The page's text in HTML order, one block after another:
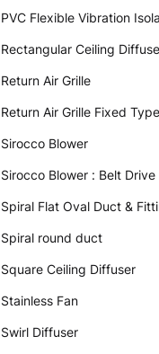
PVC Flexible Vibration
Rectangular Ceiling
Return Air Grille
Return Air Grille Fixed Type
Sirocco Blower
Sirocco Blower : Belt Drive
Spiral Flat Oval Duct &
Spiral round duct
Square Ceiling Diffuser
Stainless Fan
Swirl Diffuser